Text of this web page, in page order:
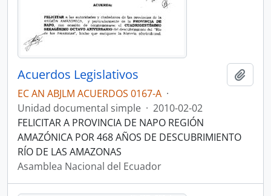
Acuerdos Legislativos
EC AN ABJLM ACUERDOS 0167-A ·
Unidad documental simple · 2010-02-02
FELICITAR A PROVINCIA DE NAPO REGIÓN
AMAZÓNICA POR 468 AÑOS DE DESCUBRIMIENTO
RÍO DE LAS AMAZONAS
Asamblea Nacional del Ecuador